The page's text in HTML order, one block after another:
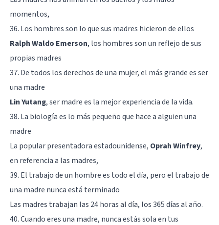
momentos,
36. Los hombres son lo que sus madres hicieron de ellos
Ralph Waldo Emerson, los hombres son un reflejo de sus
propias madres
37. De todos los derechos de una mujer, el más grande es ser
una madre
Lin Yutang, ser madre es la mejor experiencia de la vida.
38. La biología es lo más pequeño que hace a alguien una
madre
La popular presentadora estadounidense, Oprah Winfrey,
en referencia a las madres,
39. El trabajo de un hombre es todo el día, pero el trabajo de
una madre nunca está terminado
Las madres trabajan las 24 horas al día, los 365 días al año.
40. Cuando eres una madre, nunca estás sola en tus